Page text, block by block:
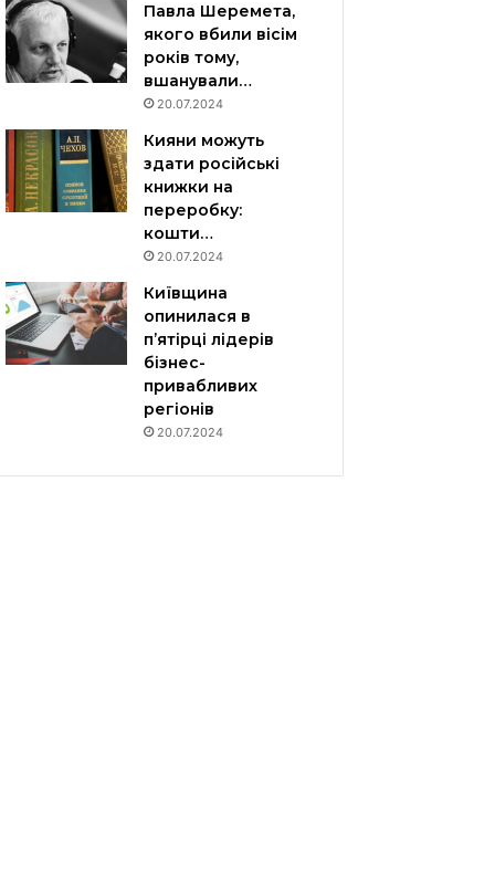
Павла Шеремета,
якого вбили вісім
років тому,
вшанували…
20.07.2024
Кияни можуть
здати російські
книжки на
переробку:
кошти…
20.07.2024
Київщина
опинилася в
пʼятірці лідерів
бізнес-
привабливих
регіонів
20.07.2024